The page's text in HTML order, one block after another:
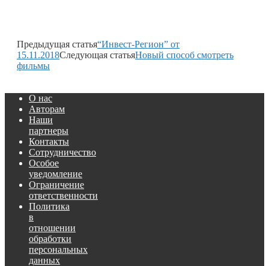
Предыдущая статья“Инвест-Регион” от
15.11.2018Следующая статьяНовый способ смотреть
фильмы
О нас
Авторам
Наши
партнеры
Контакты
Сотрудничество
Особое
уведомление
Ограничение
ответственности
Политика
в
отношении
обработки
персональных
данных